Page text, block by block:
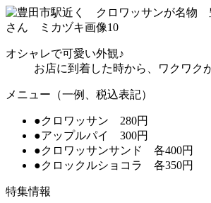
オシャレで可愛い外観♪
お店に到着した時から、ワクワク
メニュー（一例、税込表記）
●クロワッサン 280円
●アップルパイ 300円
●クロワッサンサンド 各400円
●クロックルショコラ 各350円
特集情報